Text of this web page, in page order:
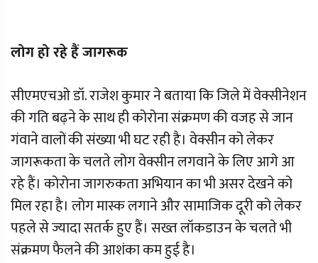
लोग हो रहे हैं जागरूक
सीएमएचओ डॉ. राजेश कुमार ने बताया कि जिले में वेक्सीनेशन
की गति बढ़ने के साथ ही कोरोना संक्रमण की वजह से जान
गंवाने वालों की संख्या भी घट रही है। वेक्सीन को लेकर
जागरूकता के चलते लोग वेक्सीन लगवाने के लिए आगे आ
रहे हैं। कोरोना जागरुकता अभियान का भी असर देखने को
मिल रहा है। लोग मास्क लगाने और सामाजिक दूरी को लेकर
पहले से ज्यादा सतर्क हुए हैं। सख्त लॉकडाउन के चलते भी
संक्रमण फैलने की आशंका कम हुई है।